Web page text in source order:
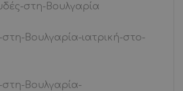
στη-Βουλγαρία
στη-Βουλγαρία-ιατρική-στο-
στη-Βουλγαρία-